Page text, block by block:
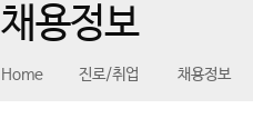
오시는길
채용정보
Home 진로/취업 채용정보